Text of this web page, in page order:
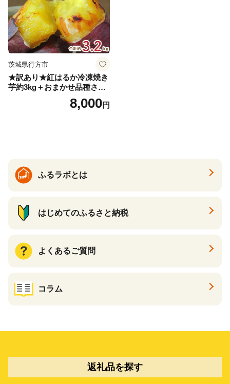
茨城県行方市
★訳あり★紅はるか冷凍焼き
芋約3kg＋おまかせ品種さつ
まいも 合計約3.2kg｜さつ
まいも サツマイモ さつま芋
8,000円
ふるラボとは
はじめてのふるさと納税
よくあるご質問
コラム
返礼品を探す